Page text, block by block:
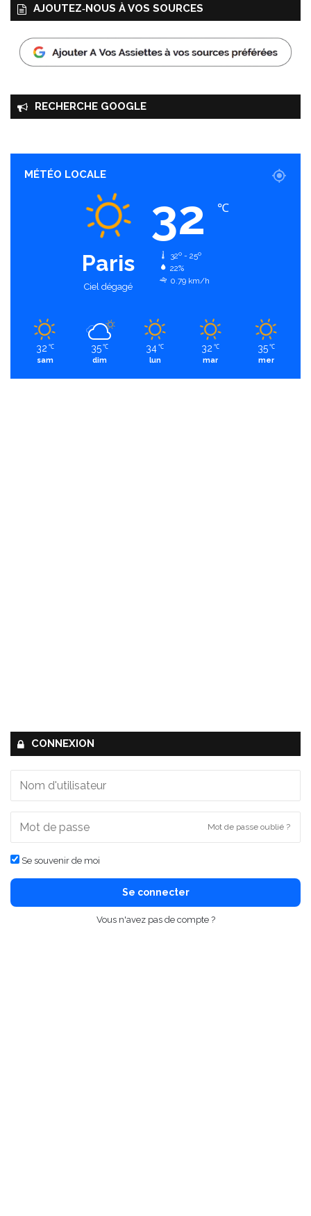
AJOUTEZ‑NOUS À VOS SOURCES
RECHERCHE GOOGLE
MÉTÉO LOCALE
Paris
Ciel dégagé
32 ℃
32º - 25º
22%
0.79 km/h
32 ℃
sam
35 ℃
dim
34 ℃
lun
32 ℃
mar
35 ℃
mer
CONNEXION
Mot de passe oublié ?
Se souvenir de moi
Se connecter
Vous n'avez pas de compte ?